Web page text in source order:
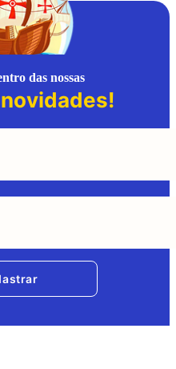
das nossas